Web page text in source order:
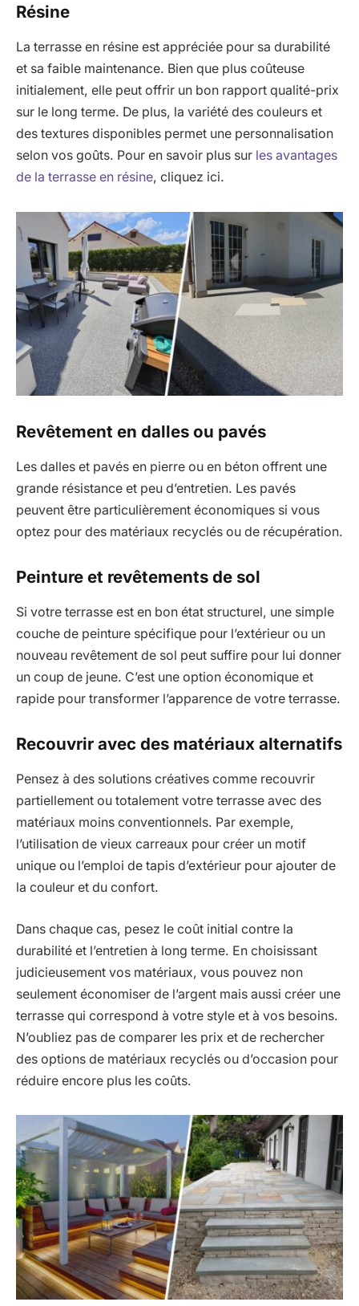
Résine
La terrasse en résine est appréciée pour sa durabilité
et sa faible maintenance. Bien que plus coûteuse
initialement, elle peut offrir un bon rapport qualité-prix
sur le long terme. De plus, la variété des couleurs et
des textures disponibles permet une personnalisation
selon vos goûts. Pour en savoir plus sur les avantages
de la terrasse en résine, cliquez ici.
Revêtement en dalles ou pavés
Les dalles et pavés en pierre ou en béton offrent une
grande résistance et peu d’entretien. Les pavés
peuvent être particulièrement économiques si vous
optez pour des matériaux recyclés ou de récupération.
Peinture et revêtements de sol
Si votre terrasse est en bon état structurel, une simple
couche de peinture spécifique pour l’extérieur ou un
nouveau revêtement de sol peut suffire pour lui donner
un coup de jeune. C’est une option économique et
rapide pour transformer l’apparence de votre terrasse.
Recouvrir avec des matériaux alternatifs
Pensez à des solutions créatives comme recouvrir
partiellement ou totalement votre terrasse avec des
matériaux moins conventionnels. Par exemple,
l’utilisation de vieux carreaux pour créer un motif
unique ou l’emploi de tapis d’extérieur pour ajouter de
la couleur et du confort.
Dans chaque cas, pesez le coût initial contre la
durabilité et l’entretien à long terme. En choisissant
judicieusement vos matériaux, vous pouvez non
seulement économiser de l’argent mais aussi créer une
terrasse qui correspond à votre style et à vos besoins.
N’oubliez pas de comparer les prix et de rechercher
des options de matériaux recyclés ou d’occasion pour
réduire encore plus les coûts.